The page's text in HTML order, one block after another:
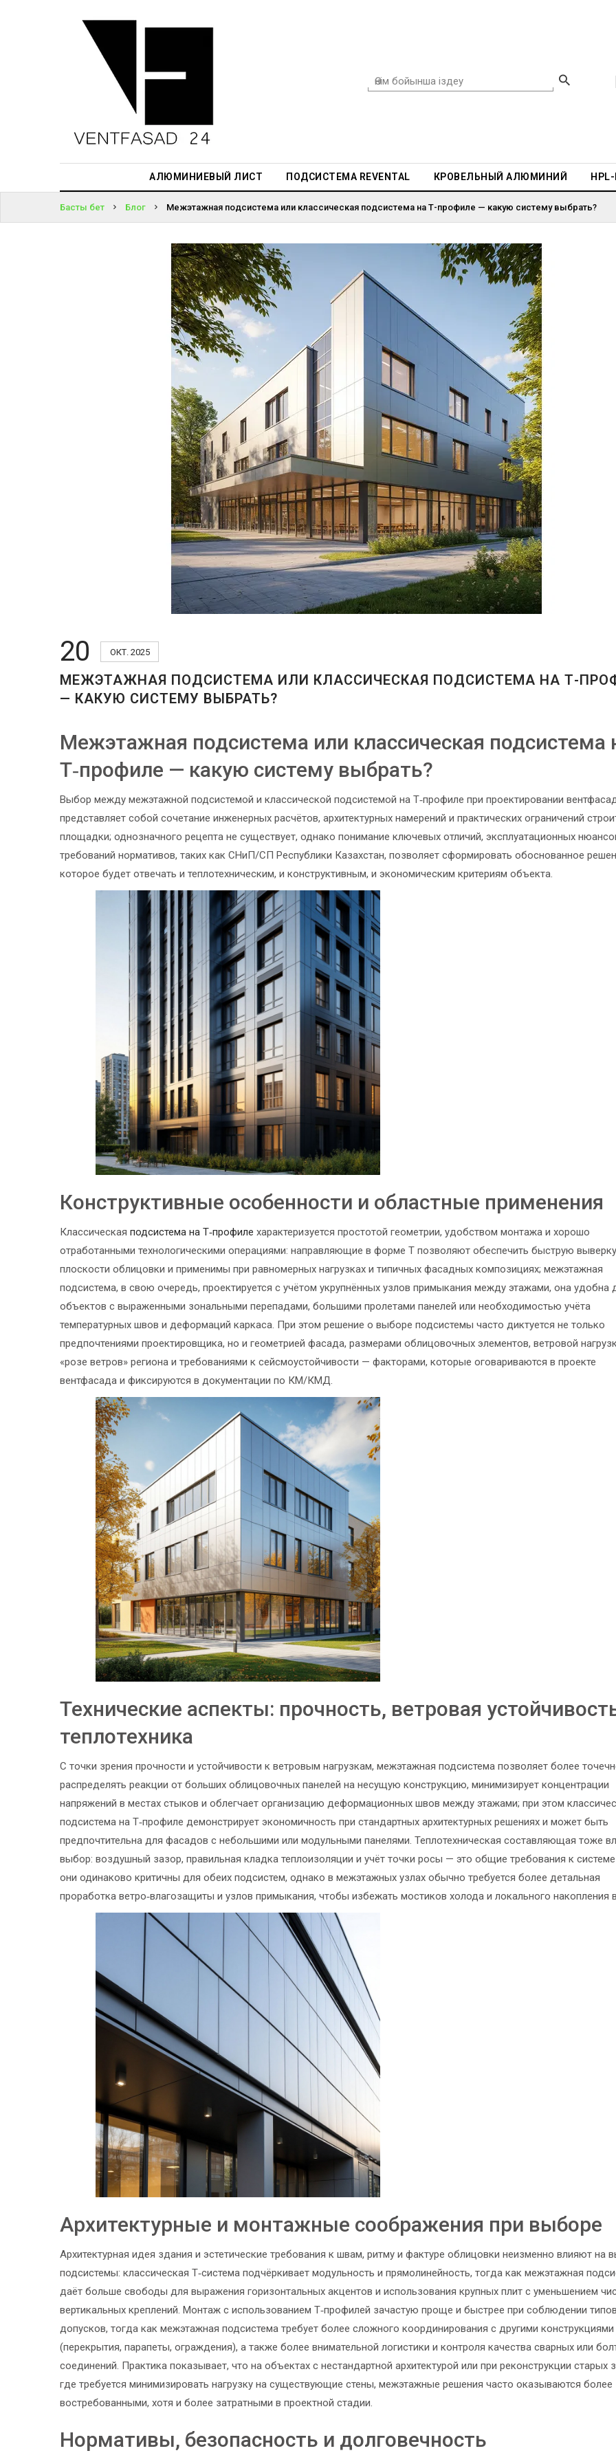
АЛЮМИНИЕВЫЙ ЛИСТ ПОДСИСТЕМА REVENTAL КРОВЕЛЬНЫЙ АЛЮМИНИЙ
АЛЮМИНИЕВЫЙ
ПРОЕКТИРОВАНИЕ
КІРІҢІЗ
ПАРОЛЬДІ
БА?
Басты бет Блог Межэтажная подсистема или классическая подсистема на Т-профиле — какую систему выбрать?
20 ОКТ. 2025
МЕЖЭТАЖНАЯ ПОДСИСТЕМА ИЛИ КЛАССИЧЕСКАЯ ПОДСИСТЕМА НА Т-
— КАКУЮ СИСТЕМУ ВЫБРАТЬ?
Межэтажная подсистема или классическая подсистема
Т‑профиле — какую систему выбрать?
Выбор между межэтажной подсистемой и классической подсистемой на Т‑профиле при проектировании
представляет собой сочетание инженерных расчётов, архитектурных намерений и практических ограничений
площадки; однозначного рецепта не существует, однако понимание ключевых отличий, эксплуатационных
требований нормативов, таких как СНиП/СП Республики Казахстан, позволяет сформировать обоснованное
которое будет отвечать и теплотехническим, и конструктивным, и экономическим критериям объекта.
Конструктивные особенности и областные применения
Классическая подсистема на Т‑профиле характеризуется простотой геометрии, удобством монтажа и хорошо
отработанными технологическими операциями: направляющие в форме Т позволяют обеспечить быструю выверку
плоскости облицовки и применимы при равномерных нагрузках и типичных фасадных композициях; межэтажная
подсистема, в свою очередь, проектируется с учётом укрупнённых узлов примыкания между этажами, она удобна
объектов с выраженными зональными перепадами, большими пролетами панелей или необходимостью учёта
температурных швов и деформаций каркаса. При этом решение о выборе подсистемы часто диктуется не только
предпочтениями проектировщика, но и геометрией фасада, размерами облицовочных элементов, ветровой
«розе ветров» региона и требованиями к сейсмоустойчивости — факторами, которые оговариваются в проекте
вентфасада и фиксируются в документации по КМ/КМД.
Технические аспекты: прочность, ветровая
теплотехника
С точки зрения прочности и устойчивости к ветровым нагрузкам, межэтажная подсистема позволяет более
распределять реакции от больших облицовочных панелей на несущую конструкцию, минимизирует концентрации
напряжений в местах стыков и облегчает организацию деформационных швов между этажами; при этом
подсистема на Т‑профиле демонстрирует экономичность при стандартных архитектурных решениях и может быть
предпочтительна для фасадов с небольшими или модульными панелями. Теплотехническая составляющая тоже
выбор: воздушный зазор, правильная кладка теплоизоляции и учёт точки росы — это общие требования к
они одинаково критичны для обеих подсистем, однако в межэтажных узлах обычно требуется более детальная
проработка ветро‑влагозащиты и узлов примыкания, чтобы избежать мостиков холода и локального накопления
Архитектурные и монтажные соображения при выборе
Архитектурная идея здания и эстетические требования к швам, ритму и фактуре облицовки неизменно влияют на
подсистемы: классическая Т‑система подчёркивает модульность и прямолинейность, тогда как межэтажная
даёт больше свободы для выражения горизонтальных акцентов и использования крупных плит с уменьшением
вертикальных креплений. Монтаж с использованием Т‑профилей зачастую проще и быстрее при соблюдении
допусков, тогда как межэтажная подсистема требует более сложного координирования с другими конструкциями
(перекрытия, парапеты, ограждения), а также более внимательной логистики и контроля качества сварных или
соединений. Практика показывает, что на объектах с нестандартной архитектурой или при реконструкции старых
где требуется минимизировать нагрузку на существующие стены, межэтажные решения часто оказываются более
востребованными, хотя и более затратными в проектной стадии.
Нормативы, безопасность и долговечность